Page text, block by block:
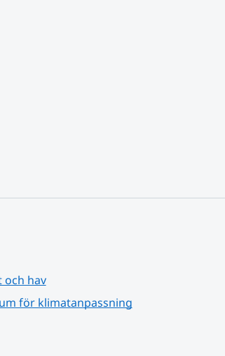
och hav
för klimatanpassning